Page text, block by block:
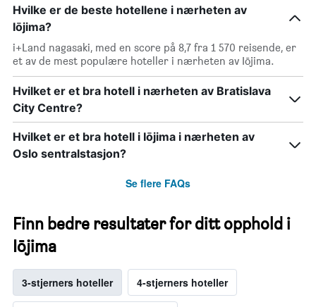
Hvilke er de beste hotellene i nærheten av
Iōjima?
i+Land nagasaki, med en score på 8,7 fra 1 570 reisende, er
et av de mest populære hoteller i nærheten av Iōjima.
Hvilket er et bra hotell i nærheten av Bratislava
City Centre?
Hvilket er et bra hotell i Iōjima i nærheten av
Oslo sentralstasjon?
Se flere FAQs
Finn bedre resultater for ditt opphold i
Iōjima
3-stjerners hoteller 4-stjerners hoteller